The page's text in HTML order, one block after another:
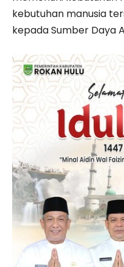
kebutuhan manusia
kepada Sumber Daya